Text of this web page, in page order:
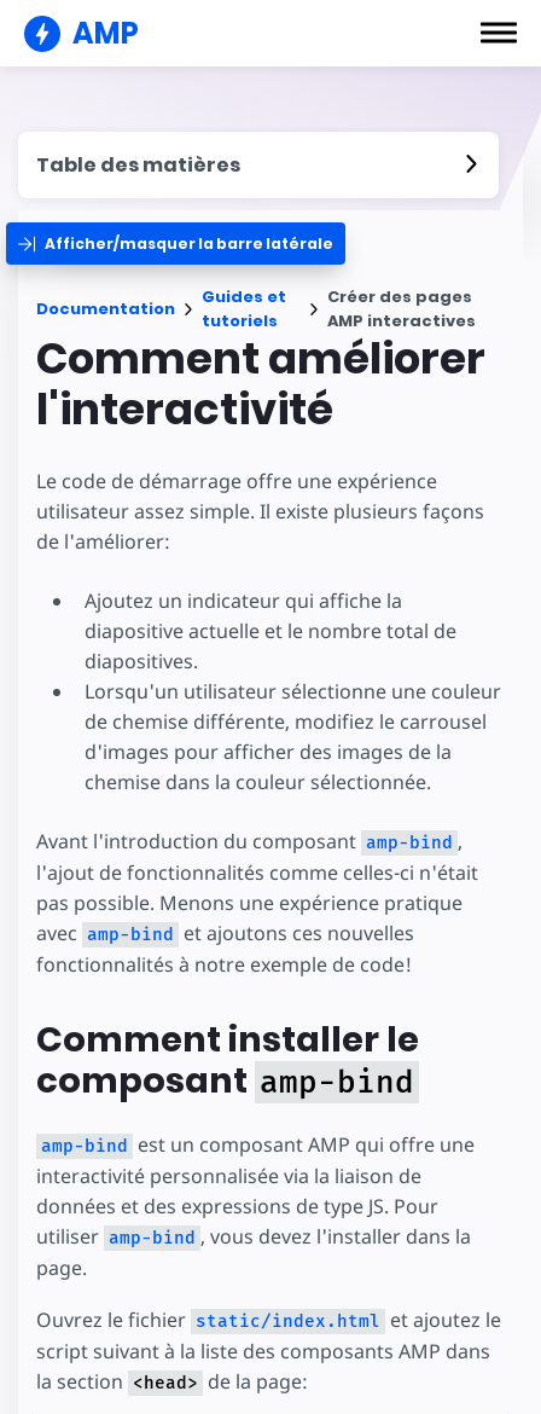
AMP
Table des matières
Afficher/masquer la barre latérale
Documentation
Guides et
tutoriels
Créer des pages
AMP interactives
Comment améliorer
l'interactivité
Le code de démarrage offre une expérience
utilisateur assez simple. Il existe plusieurs façons
de l'améliorer:
Ajoutez un indicateur qui affiche la
diapositive actuelle et le nombre total de
diapositives.
Lorsqu'un utilisateur sélectionne une couleur
de chemise différente, modifiez le carrousel
d'images pour afficher des images de la
chemise dans la couleur sélectionnée.
Avant l'introduction du composant amp-bind ,
l'ajout de fonctionnalités comme celles-ci n'était
pas possible. Menons une expérience pratique
avec amp-bind
et ajoutons ces nouvelles
fonctionnalités à notre exemple de code!
Comment installer le
composant amp-bind
amp-bind
est un composant AMP qui offre une
interactivité personnalisée via la liaison de
données et des expressions de type JS. Pour
utiliser amp-bind , vous devez l'installer dans la
page.
Ouvrez le fichier static/index.html et ajoutez le
script suivant à la liste des composants AMP dans
la section <head> de la page: